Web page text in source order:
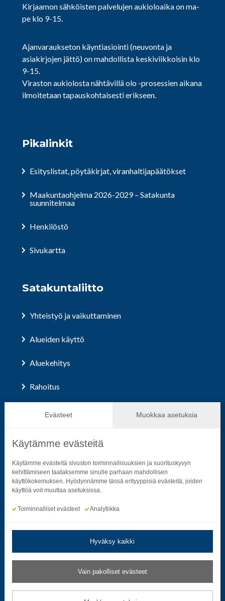
Evästeet Muokkaa asetuksia
Käytämme evästeitä
Käytämme evästeitä sivuston toiminnallisuuksien ja suorituskyvyn
kehittämiseen taataksemme sinulle parhaan mahdollisen
käyttökokemuksen. Hyödynnämme tässä erityyppisiä evästeitä, joiden
käyttöä voit muuttaa asetuksissa.
Toiminnalliset evästeet Analytiikka
Hyväksy kaikki
Vain pakolliset evästeet
Kirjaamon sähköisten palvelujen aukioloaika on ma-
pe klo 9-15.
Ajanvaraukseton käyntiasiointi (neuvonta ja
asiakirjojen jättö) on mahdollista keskiviikkoisin klo
9-15.
Viraston aukiolosta nähtävillä olo -prosessien aikana
ilmoitetaan tapauskohtaisesti erikseen.
Pikalinkit
Esityslistat, pöytäkirjat, viranhaltijapäätökset
Maakuntaohjelma 2026-2029 – Satakunta
suunnitelmaa
Henkilöstö
Sivukartta
Satakuntaliitto
Yhteistyö ja vaikuttaminen
Alueiden käyttö
Aluekehitys
Rahoitus
Hallinto ja päätöksenteko
Seuraa sosiaalisessa mediassa
Neliön mallinen ikoni, joka kuvastaa f-kirjainta.
Neliön mallinen ikoni, joka kuvastaa f-kirjainta.
Neliön mallinen ikoni, joka kuvastaa
Neliön mallinen ikoni, jonka
Neliön mallinen ikoni,
Neliön mallinen
Saavutettavuusseloste